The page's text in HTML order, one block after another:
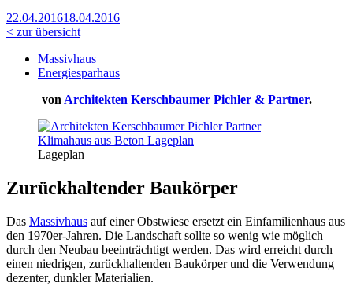
22.04.201618.04.2016
< zur übersicht
Massivhaus
Energiesparhaus
vonArchitekten Kerschbaumer Pichler & Partner.
Lageplan
Zurückhaltender Baukörper
Das Massivhaus auf einer Obstwiese ersetzt ein Einfamilienhaus aus
den 1970er-Jahren. Die Landschaft sollte so wenig wie möglich
durch den Neubau beeinträchtigt werden. Das wird erreicht durch
einen niedrigen, zurückhaltenden Baukörper und die Verwendung
dezenter, dunkler Materialien.